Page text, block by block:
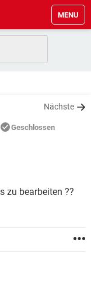
MENU
Nächste
Geschlossen
zu bearbeiten ??